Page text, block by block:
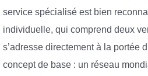
service spécialisé est bien
individuelle, qui comprend deux
s’adresse directement à la portée
concept de base : un réseau